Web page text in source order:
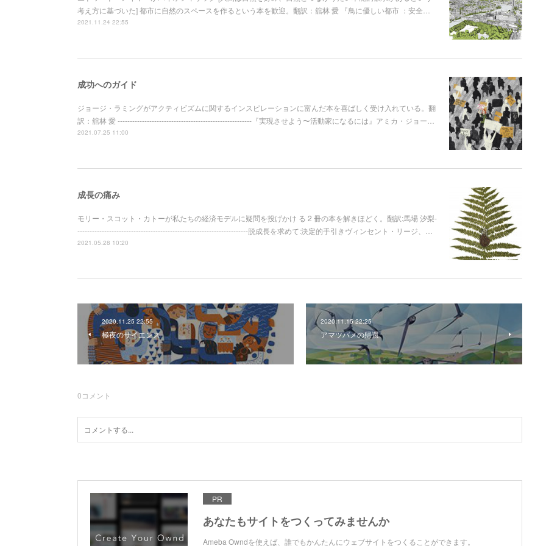
考え方に基づいた] 都市に自然のスペースを作るという本を歓迎。翻訳：舘林 愛 『鳥に優しい都市 ：安全…
2021.11.24 22:55
成功へのガイド
ジョージ・ラミングがアクティビズムに関するインスピレーションに富んだ本を喜ばしく受け入れている。翻
訳：舘林 愛 -------------------------------------------------------『実現させよう〜活動家になるには』アミカ・ジョー…
2021.07.25 11:00
成長の痛み
モリー・スコット・カトーが私たちの経済モデルに疑問を投げかけ る 2 冊の本を解きほどく。翻訳:馬場 汐梨-
----------------------------------------------------------------------脱成長を求めて:決定的手引きヴィンセント・リージ、…
2021.05.28 10:20
2020.11.25 22:55
極夜のサイエンス
2020.11.15 22:25
アマツバメの帰還
0コメント
PR
あなたもサイトをつくってみませんか
Ameba Owndを使えば、誰でもかんたんにウェブサイトをつくることができます。